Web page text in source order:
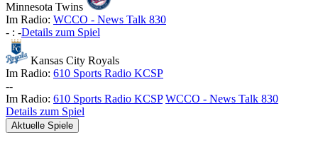
Minnesota Twins
Im Radio: WCCO - News Talk 830
- : -Details zum Spiel
Kansas City Royals
Im Radio: 610 Sports Radio KCSP
--
Im Radio: 610 Sports Radio KCSP WCCO - News Talk 830
Details zum Spiel
Aktuelle Spiele